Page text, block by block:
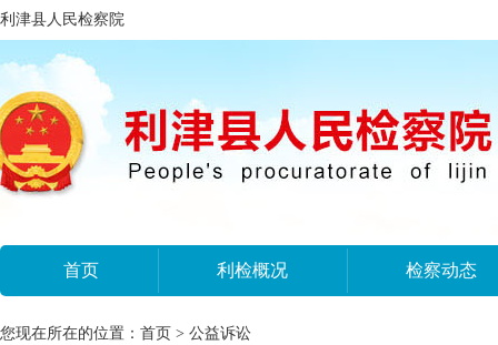
利津县人民检察院
首页 利检概况 检察动态
您现在所在的位置： 首页 > 公益诉讼